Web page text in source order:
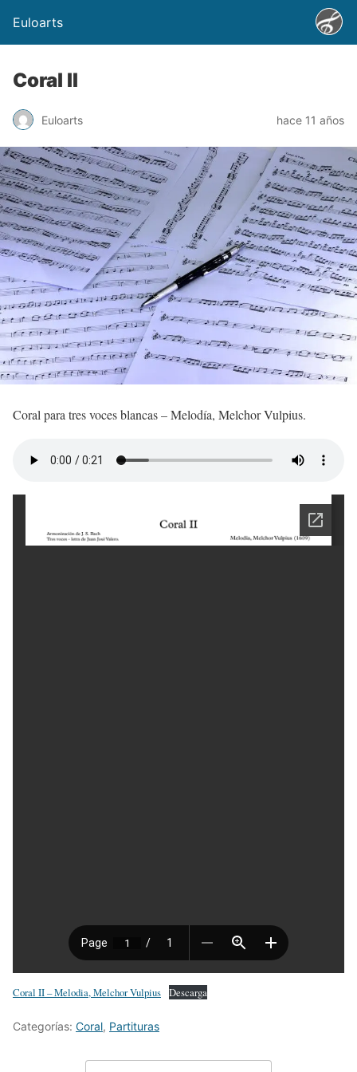
Euloarts
Coral II
Euloarts hace 11 años
Coral para tres voces blancas – Melodía, Melchor Vulpius.
Coral II – Melodia, Melchor Vulpius Descarga
Categorías: Coral, Partituras